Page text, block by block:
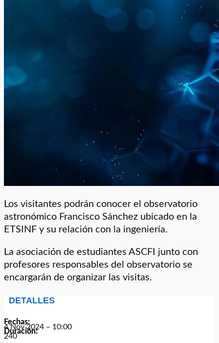
Los visitantes podrán conocer el observatorio
astronómico Francisco Sánchez ubicado en la
ETSINF y su relación con la ingeniería.
La asociación de estudiantes ASCFI junto con
profesores responsables del observatorio se
encargarán de organizar las visitas.
DETALLES
Fechas:
4 Nov 2024 – 10:00
Duración:
240